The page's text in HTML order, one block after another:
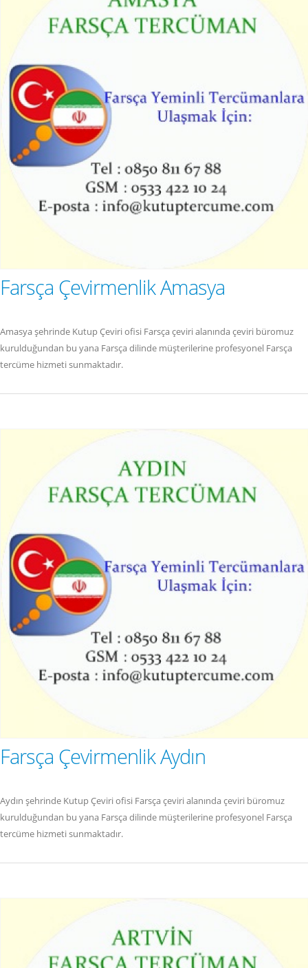
Farsça Çevirmenlik Amasya
Amasya şehrinde Kutup Çeviri ofisi Farsça çeviri alanında çeviri büromuz
kurulduğundan bu yana Farsça dilinde müşterilerine profesyonel Farsça
tercüme hizmeti sunmaktadır.
Farsça Çevirmenlik Aydın
Aydın şehrinde Kutup Çeviri ofisi Farsça çeviri alanında çeviri büromuz
kurulduğundan bu yana Farsça dilinde müşterilerine profesyonel Farsça
tercüme hizmeti sunmaktadır.